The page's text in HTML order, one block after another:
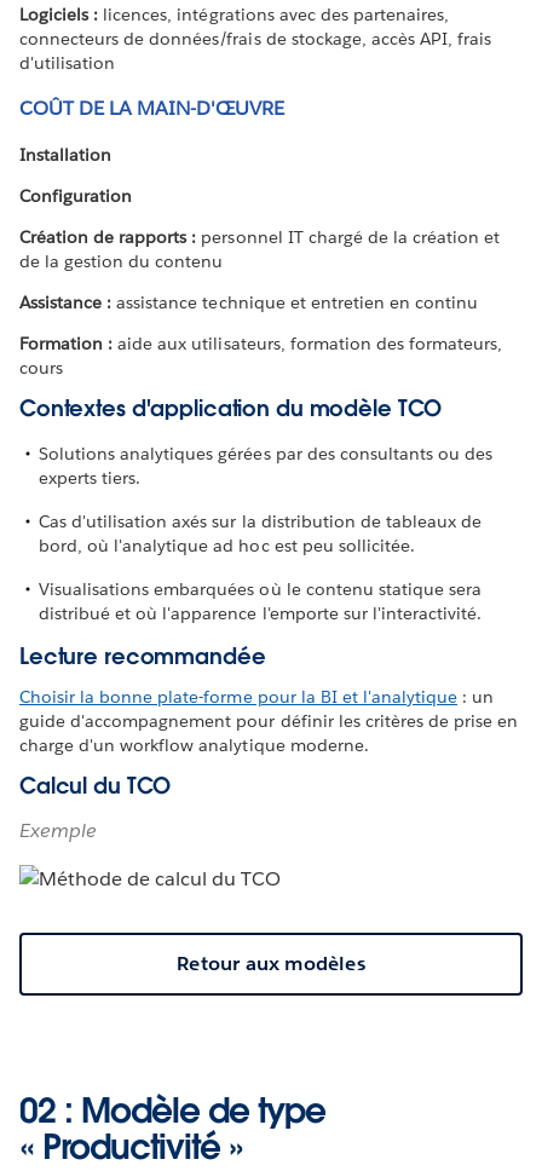
Logiciels : licences, intégrations avec des partenaires,
connecteurs de données/frais de stockage, accès API, frais
d'utilisation
COÛT DE LA MAIN-D'ŒUVRE
Installation
Configuration
Création de rapports : personnel IT chargé de la création et
de la gestion du contenu
Assistance : assistance technique et entretien en continu
Formation : aide aux utilisateurs, formation des formateurs,
cours
Contextes d'application du modèle TCO
Solutions analytiques gérées par des consultants ou des
experts tiers.
Cas d'utilisation axés sur la distribution de tableaux de
bord, où l'analytique ad hoc est peu sollicitée.
Visualisations embarquées où le contenu statique sera
distribué et où l'apparence l'emporte sur l'interactivité.
Lecture recommandée
Choisir la bonne plate-forme pour la BI et l'analytique : un
guide d'accompagnement pour définir les critères de prise en
charge d'un workflow analytique moderne.
Calcul du TCO
Exemple
Retour aux modèles
02 : Modèle de type
« Productivité »